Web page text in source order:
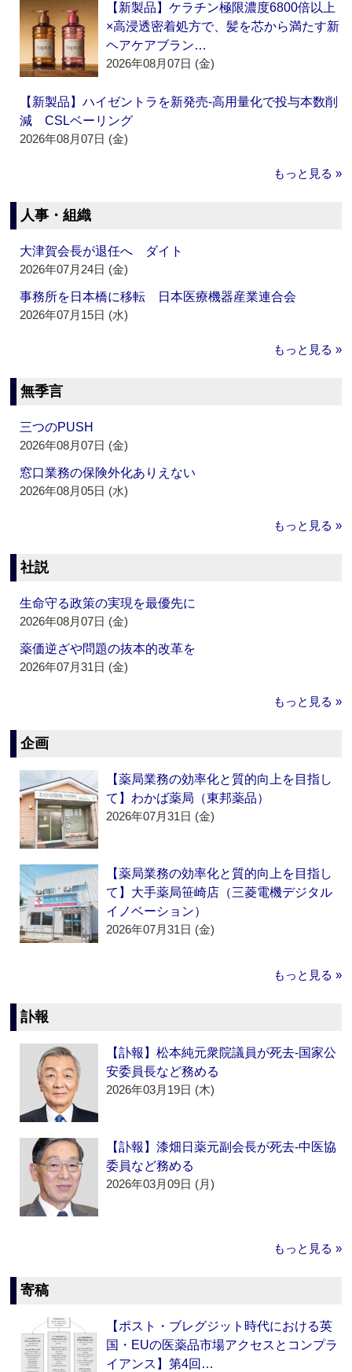
【新製品】ケラチン極限濃度6800倍以上
×高浸透密着処方で、髪を芯から満たす新
ヘアケアブラン…
2026年08月07日 (金)
【新製品】ハイゼントラを新発売‐高用量化で投与本数削
減 CSLベーリング
2026年08月07日 (金)
もっと見る »
人事・組織
大津賀会長が退任へ ダイト
2026年07月24日 (金)
事務所を日本橋に移転 日本医療機器産業連合会
2026年07月15日 (水)
もっと見る »
無季言
三つのPUSH
2026年08月07日 (金)
窓口業務の保険外化ありえない
2026年08月05日 (水)
もっと見る »
社説
生命守る政策の実現を最優先に
2026年08月07日 (金)
薬価逆ざや問題の抜本的改革を
2026年07月31日 (金)
もっと見る »
企画
【薬局業務の効率化と質的向上を目指し
て】わかば薬局（東邦薬品）
2026年07月31日 (金)
【薬局業務の効率化と質的向上を目指し
て】大手薬局笹崎店（三菱電機デジタル
イノベーション）
2026年07月31日 (金)
もっと見る »
訃報
【訃報】松本純元衆院議員が死去‐国家公
安委員長など務める
2026年03月19日 (木)
【訃報】漆畑日薬元副会長が死去‐中医協
委員など務める
2026年03月09日 (月)
もっと見る »
寄稿
【ポスト・ブレグジット時代における英
国・EUの医薬品市場アクセスとコンプラ
イアンス】第4回…